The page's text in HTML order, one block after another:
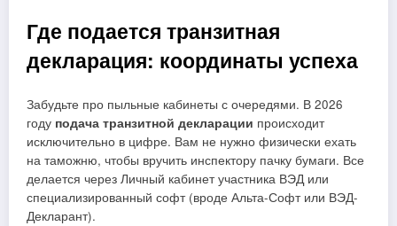
Где подается транзитная
декларация: координаты успеха
Забудьте про пыльные кабинеты с очередями. В 2026
году подача транзитной декларации происходит
исключительно в цифре. Вам не нужно физически ехать
на таможню, чтобы вручить инспектору пачку бумаги. Все
делается через Личный кабинет участника ВЭД или
специализированный софт (вроде Альта-Софт или ВЭД-
Декларант).